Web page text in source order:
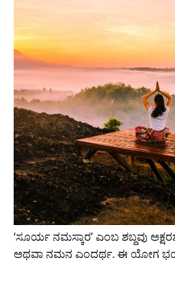
‘ಸೂರ್ಯ ನಮಸ್ಕಾರ’ ಎಂಬ ಶಬ್ದವು
ಅಥವಾ ನಮನ ಎಂದರ್ಥ. ಈ ಯೋಗ